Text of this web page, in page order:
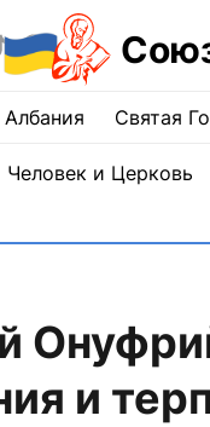
Албания Святая
Человек и Церковь
и